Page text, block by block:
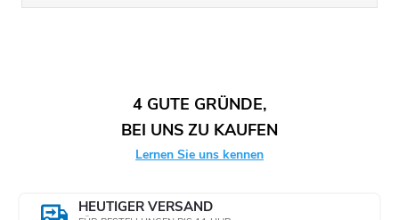
4 GUTE GRÜNDE,
BEI UNS ZU KAUFEN
Lernen Sie uns kennen
HEUTIGER VERSAND